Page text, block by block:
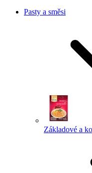
Pasty a směsi
Základové a